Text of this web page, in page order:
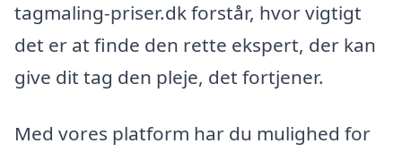
tagmaling-priser.dk forstår, hvor vigtigt
det er at finde den rette ekspert, der kan
give dit tag den pleje, det fortjener.
Med vores platform har du mulighed for